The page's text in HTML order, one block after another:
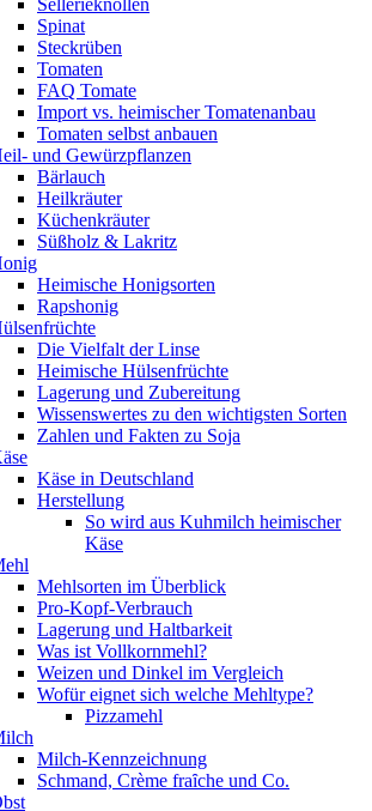
Sellerieknollen
Spinat
Steckrüben
Tomaten
FAQ Tomate
Import vs. heimischer Tomatenanbau
Tomaten selbst anbauen
und Gewürzpflanzen
Bärlauch
Heilkräuter
Küchenkräuter
Süßholz & Lakritz
Heimische Honigsorten
Rapshonig
Die Vielfalt der Linse
Heimische Hülsenfrüchte
Lagerung und Zubereitung
Wissenswertes zu den wichtigsten Sorten
Zahlen und Fakten zu Soja
Käse in Deutschland
Herstellung
So wird aus Kuhmilch heimischer
Käse
Mehlsorten im Überblick
Pro-Kopf-Verbrauch
Lagerung und Haltbarkeit
Was ist Vollkornmehl?
Weizen und Dinkel im Vergleich
Wofür eignet sich welche Mehltype?
Pizzamehl
Milch-Kennzeichnung
Schmand, Crème fraȋche und Co.